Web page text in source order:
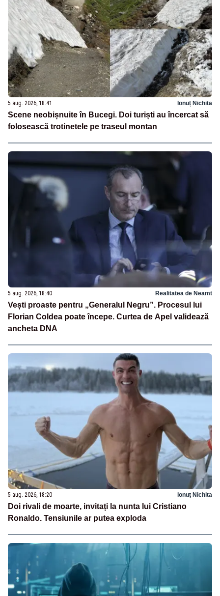
5 aug. 2026, 18:41 Ionuț Nichita
Scene neobișnuite în Bucegi. Doi turiști au încercat să
folosească trotinetele pe traseul montan
5 aug. 2026, 18:40 Realitatea de Neamt
Vești proaste pentru „Generalul Negru”. Procesul lui
Florian Coldea poate începe. Curtea de Apel validează
ancheta DNA
5 aug. 2026, 18:20 Ionuț Nichita
Doi rivali de moarte, invitați la nunta lui Cristiano
Ronaldo. Tensiunile ar putea exploda